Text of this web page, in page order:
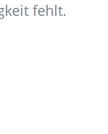
fehlt.